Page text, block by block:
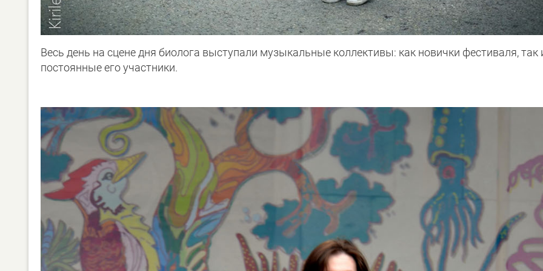
Весь день на сцене дня биолога выступали музыкальные коллективы: как новички фестиваля, так
постоянные его участники.